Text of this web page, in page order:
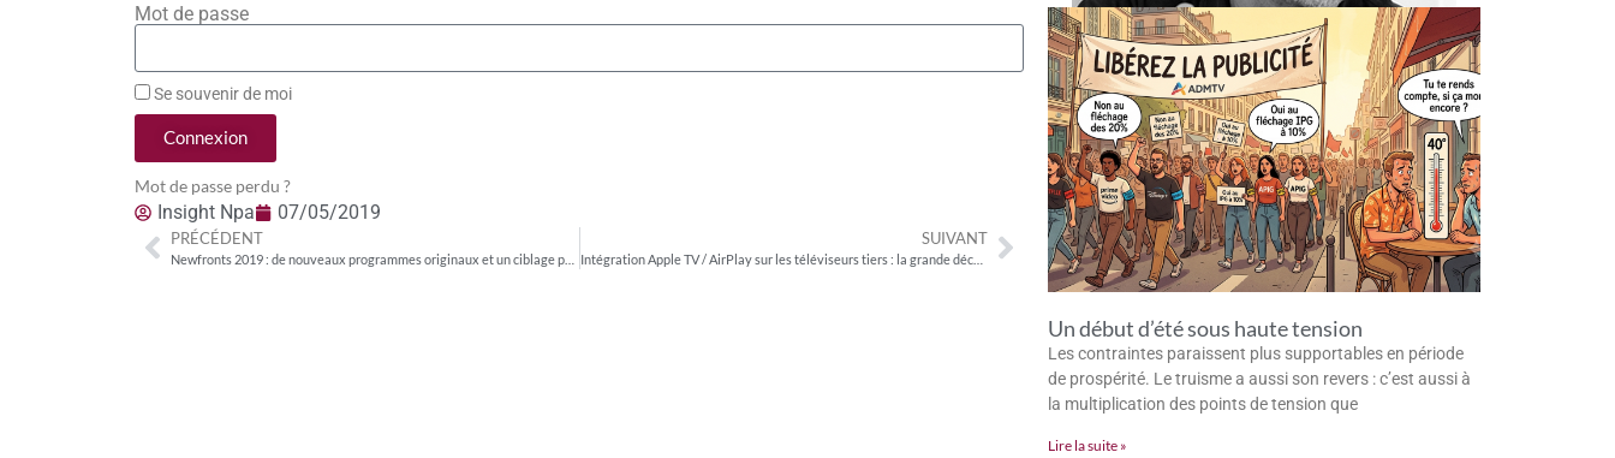
Un début d’été sous haute tension
Les contraintes paraissent plus supportables en période
de prospérité. Le truisme a aussi son revers : c’est aussi à
la multiplication des points de tension que
Lire la suite »
Mot de passe
Se souvenir de moi
Connexion
Mot de passe perdu ?
Insight Npa 07/05/2019
PRÉCÉDENT SUIVANT
Intégration Apple TV / AirPlay sur les téléviseurs tiers : la grande déception